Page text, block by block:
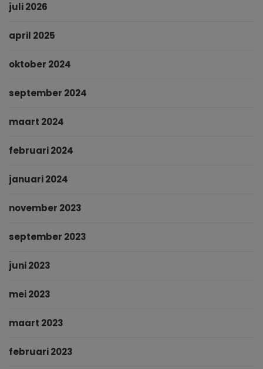
juli 2026
april 2025
oktober 2024
september 2024
maart 2024
februari 2024
januari 2024
november 2023
september 2023
juni 2023
mei 2023
maart 2023
februari 2023